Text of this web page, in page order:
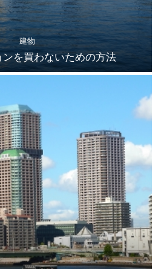
建物
を買わないための方法